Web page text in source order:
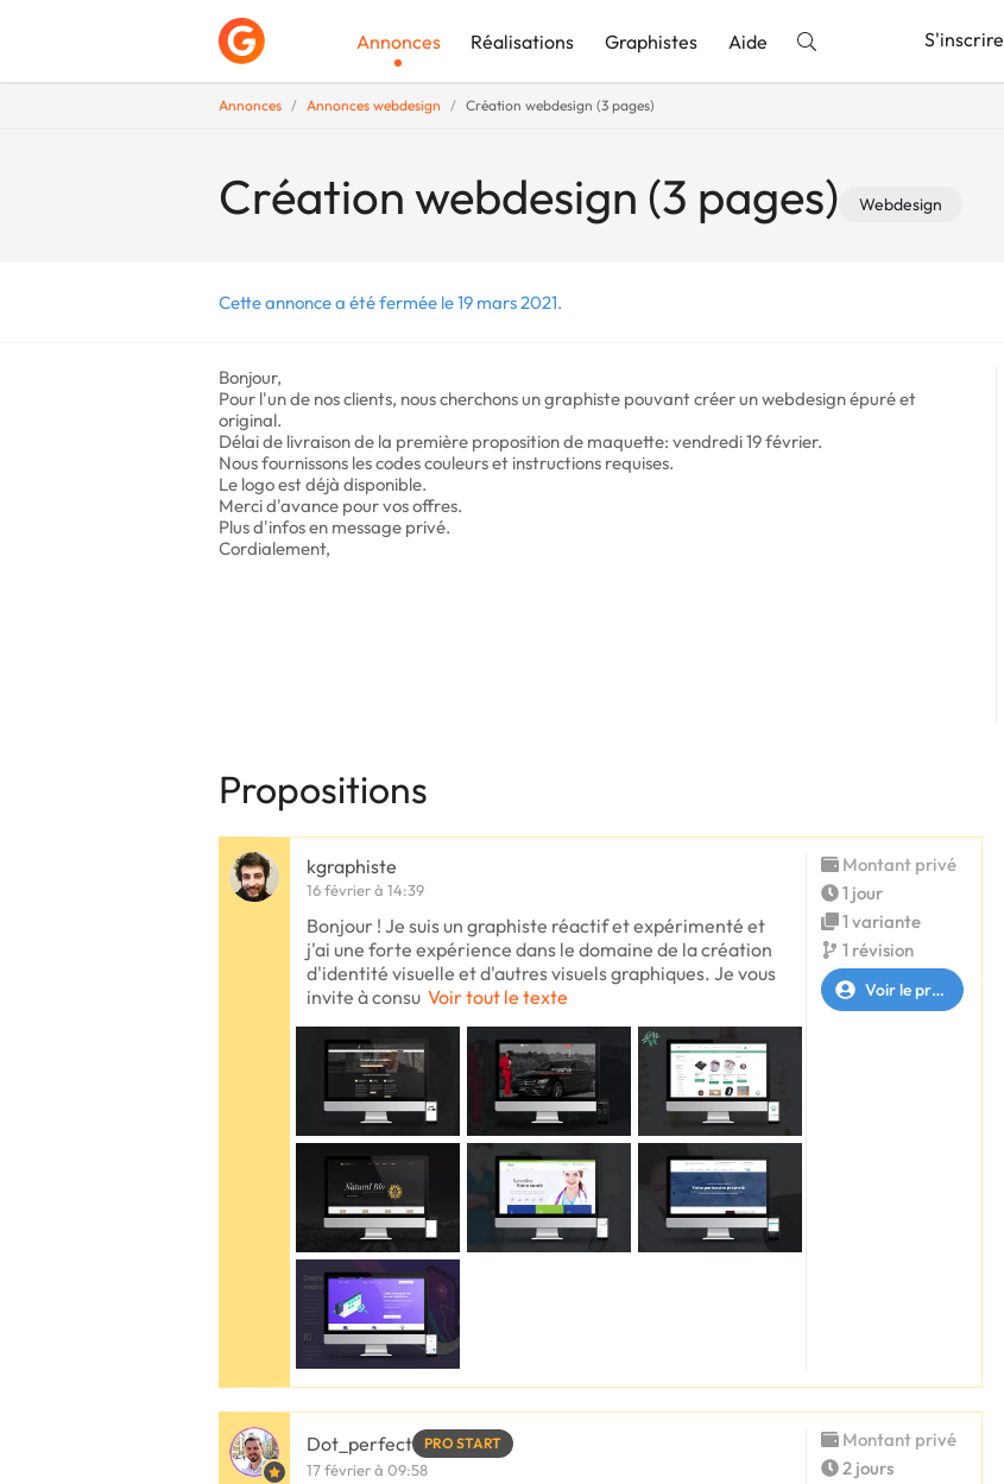
Annonces Réalisations Graphistes Aide S'inscrire
Annonces Annonces webdesign Création webdesign (3 pages)
Création webdesign (3 pages) Webdesign
Cette annonce a été fermée le 19 mars 2021.
Bonjour,
Pour l'un de nos clients, nous cherchons un graphiste pouvant créer un webdesign épuré et
original.
Délai de livraison de la première proposition de maquette: vendredi 19 février.
Nous fournissons les codes couleurs et instructions requises.
Le logo est déjà disponible.
Merci d'avance pour vos offres.
Plus d'infos en message privé.
Cordialement,
Propositions
kgraphiste
16 février à 14:39
Bonjour ! Je suis un graphiste réactif et expérimenté et
j'ai une forte expérience dans le domaine de la création
d'identité visuelle et d'autres visuels graphiques. Je vous
invite à consu Voir tout le texte
Montant privé
1 jour
1 variante
1 révision
Voir le profil
Dot_perfect PRO START
17 février à 09:58
Montant privé
2 jours